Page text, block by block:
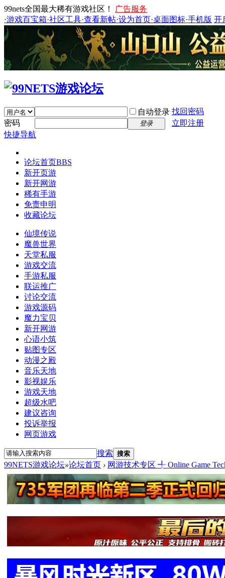
99nets全国最大稀有游戏社区！
广告服务
·游戏百宝箱·社区工具·查看新帖·设为首页·桌面图标·手机版 开
自动登录 找回密码
密码
登录
立即注册
快捷导航
论坛首页BBS
新开页游
新开网游
稀有手游
免责申明
收藏论坛
仙境传说
魔兽世界
天堂私服
游戏交流
手游私服
联运推广
讨论交流
游戏源码
魔力宝贝
新开网游
心语小筑
贴图专区
动漫之殿
音乐天地
影视娱乐
游戏天地
超级水吧
建议咨询
投诉举报
网页游戏
搜索 搜索
99NETS游戏论坛»论坛首页 › 网游技术专区 ╃ Online Game